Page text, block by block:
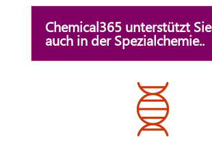
Chemical365 unterstützt Sie
auch in der Spezialchemie..